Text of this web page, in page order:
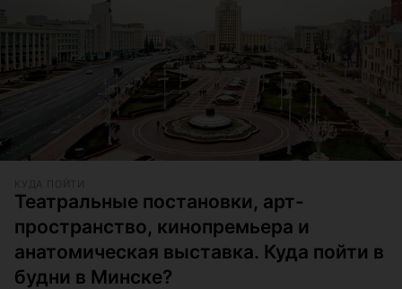
Театральные постановки, арт-
пространство, кинопремьера и
анатомическая выставка. Куда пойти в
будни в Минске?